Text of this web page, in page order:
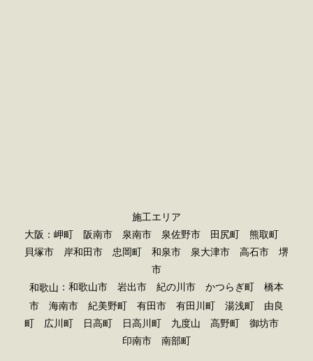
施工エリア
大阪：岬町 阪南市 泉南市 泉佐野市 田尻町 熊取町
貝塚市 岸和田市 忠岡町 和泉市 泉大津市 高石市 堺
市
和歌山 ：和歌山市 岩出市 紀の川市 かつらぎ町 橋本
市 海南市 紀美野町 有田市 有田川町 湯浅町 由良
町 広川町 日高町 日高川町 九度山 高野町 御坊市
印南市 南部町